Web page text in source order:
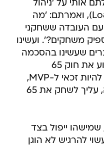
אותי על 'ניהול
עומסים' (Load Management), ואמרתם: 'מה
העובדה ששחקני
משחקים?'. ועשינו
שעשינו בהסכמה
עם ארגון השחקנים היה לקבוע את חוק 65
המשחקים כדי להבטיח שכדי להיות זכאי ל-MVP,
אול-NBA או חמישיית ההגנה, עליך לשחק את 65
ייפול בצד
להרגיש לא הוגן